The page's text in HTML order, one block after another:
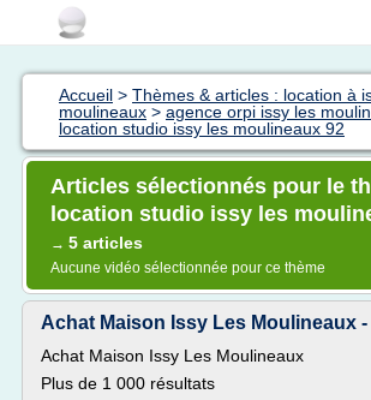
Accueil > Thèmes & articles : location à
moulineaux > agence orpi issy les
location studio issy les moulineaux 92
Articles sélectionnés pour le
location studio issy les
→ 5 articles
Aucune vidéo sélectionnée pour ce thème
Achat Maison Issy Les Moulineaux
Achat Maison Issy Les Moulineaux
Plus de 1 000 résultats